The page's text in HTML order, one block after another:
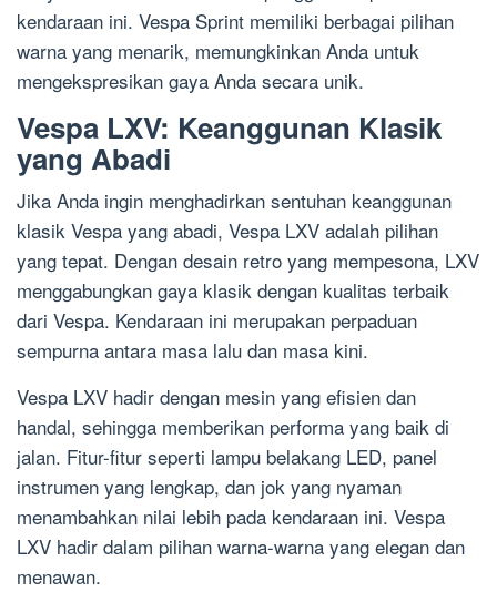
kendaraan ini. Vespa Sprint memiliki berbagai pilihan
warna yang menarik, memungkinkan Anda untuk
mengekspresikan gaya Anda secara unik.
Vespa LXV: Keanggunan Klasik
yang Abadi
Jika Anda ingin menghadirkan sentuhan keanggunan
klasik Vespa yang abadi, Vespa LXV adalah pilihan
yang tepat. Dengan desain retro yang mempesona, LXV
menggabungkan gaya klasik dengan kualitas terbaik
dari Vespa. Kendaraan ini merupakan perpaduan
sempurna antara masa lalu dan masa kini.
Vespa LXV hadir dengan mesin yang efisien dan
handal, sehingga memberikan performa yang baik di
jalan. Fitur-fitur seperti lampu belakang LED, panel
instrumen yang lengkap, dan jok yang nyaman
menambahkan nilai lebih pada kendaraan ini. Vespa
LXV hadir dalam pilihan warna-warna yang elegan dan
menawan.